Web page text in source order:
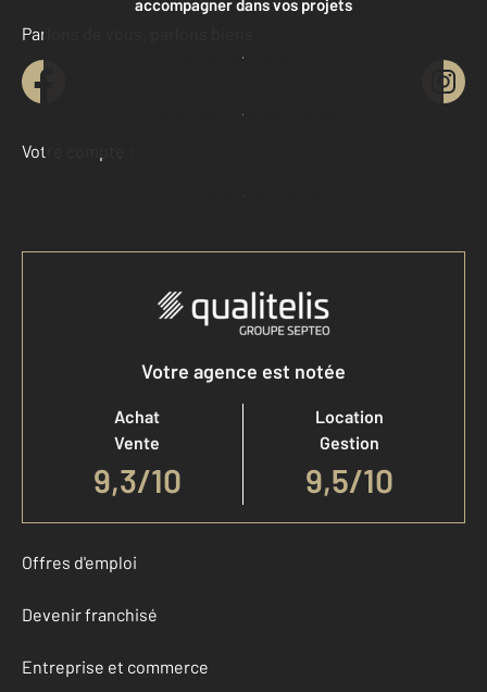
accompagner dans vos projets
Contacter l'agence
Demander une estimation
Parlons de vous, parlons biens
Votre compte :
Accéder à mon compte
Votre agence est notée
Achat
Vente
9,3/10
Location
Gestion
9,5/10
Offres d'emploi
Devenir franchisé
Entreprise et commerce